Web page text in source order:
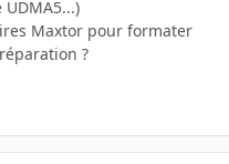
Maxtor pour formater
?